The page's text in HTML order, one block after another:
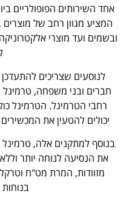
המציע מגוון רחב של
ובשמים ועד מוצרי
לנוסעים שצריכים
רחבי הטרמינל. הטרמינל
יכולים להטעין את
את הנסיעה לנוחה יותר